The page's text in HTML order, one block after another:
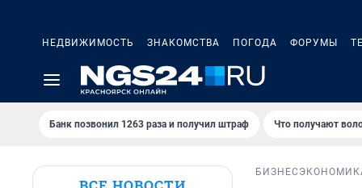
НЕДВИЖИМОСТЬ ЗНАКОМСТВА ПОГОДА ФОРУМЫ
Банк позвонил 1263 раза и получил штраф Что получают
БИЗНЕС